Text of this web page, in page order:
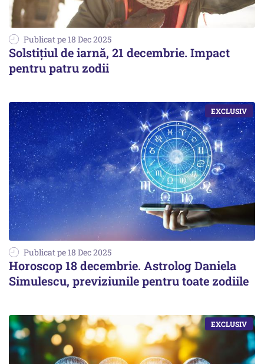
Publicat pe 18 Dec 2025
Solstițiul de iarnă, 21 decembrie. Impact
pentru patru zodii
Publicat pe 18 Dec 2025
Horoscop 18 decembrie. Astrolog Daniela
Simulescu, previziunile pentru toate zodiile